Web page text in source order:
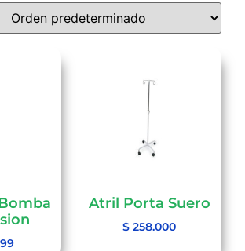
Atril Porta Suero
$ 258.000